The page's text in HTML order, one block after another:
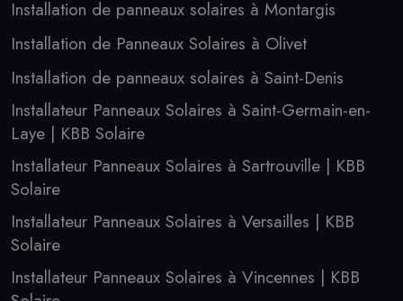
Installation de panneaux solaires à Montargis
Installation de Panneaux Solaires à Olivet
Installation de panneaux solaires à Saint-Denis
Installateur Panneaux Solaires à Saint-Germain-en-
Laye | KBB Solaire
Installateur Panneaux Solaires à Sartrouville | KBB
Solaire
Installateur Panneaux Solaires à Versailles | KBB
Solaire
Installateur Panneaux Solaires à Vincennes | KBB